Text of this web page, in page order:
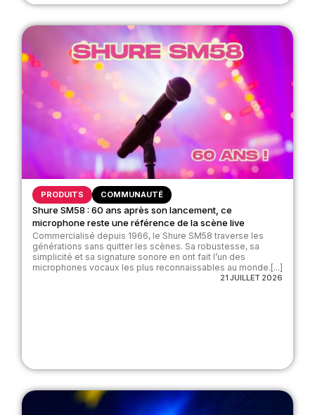
PRODUITS COMMUNAUTÉ
Shure SM58 : 60 ans après son lancement, ce
microphone reste une référence de la scène live
Commercialisé depuis 1966, le Shure SM58 traverse les
générations sans quitter les scènes. Sa robustesse, sa
simplicité et sa signature sonore en ont fait l’un des
microphones vocaux les plus reconnaissables au monde.[...]
21 JUILLET 2026